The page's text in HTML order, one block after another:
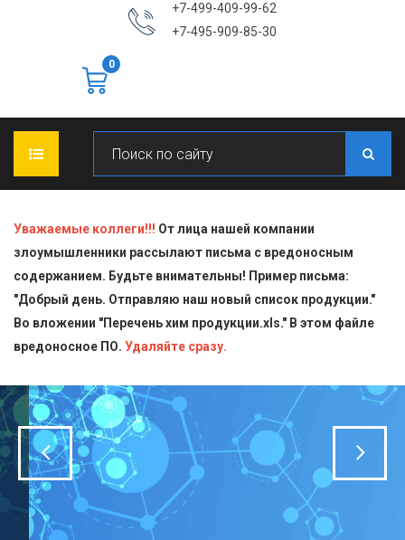
+7-499-409-99-62
+7-495-909-85-30
0
О КОМПАНИИ
ПРОДУКЦИЯ
Блескообразующие добавки
Индикаторы
Кислоты
Пищевая химия для производств
Стандарт-титры
СТАТЬИ
ДОСТАВКА
СЕРТИФИКАТЫ
КОНТАКТЫ
Уважаемые коллеги!!! От лица нашей компании
злоумышленники рассылают письма с вредоносным
содержанием. Будьте внимательны! Пример письма:
"Добрый день. Отправляю наш новый список продукции."
Во вложении "Перечень хим продукции.xls." В этом файле
вредоносное ПО. Удаляйте сразу.